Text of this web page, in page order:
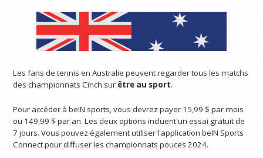
Les fans de tennis en Australie peuvent regarder tous les matchs
des championnats Cinch sur être au sport.
Pour accéder à beIN sports, vous devrez payer 15,99 $ par mois
ou 149,99 $ par an. Les deux options incluent un essai gratuit de
7 jours. Vous pouvez également utiliser l'application beIN Sports
Connect pour diffuser les championnats pouces 2024.